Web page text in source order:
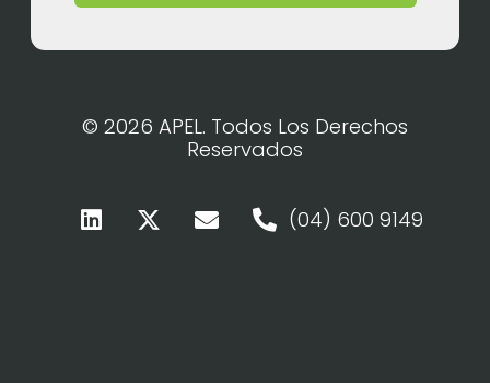
© 2026 APEL. Todos Los Derechos
Reservados
(04) 600 9149